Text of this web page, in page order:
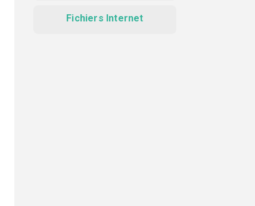
Fichiers Internet